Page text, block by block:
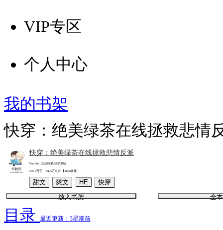
VIP专区
个人中心
我的书架
快穿：绝美绿茶在线拯救悲情
快穿：绝美绿茶在线拯救悲情反派
Fanlulu | 幻想纯爱/快穿系统
205.8万字 21.5万点击 1676收藏
甜文 爽文 HE 快穿
放入书架 全
目录 最近更新：3星期前